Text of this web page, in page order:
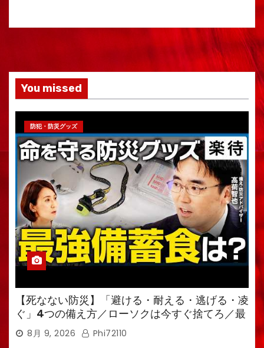
You missed
防犯・防災グッズ
【死なない防災】「避ける・耐える・逃げる・凌
ぐ」4つの備え方／ローソクは今すぐ捨てろ／最
強備蓄食は「羊羹」／トイレ備蓄がなければ食料
も無意味
8月 9, 2026 Phi72110